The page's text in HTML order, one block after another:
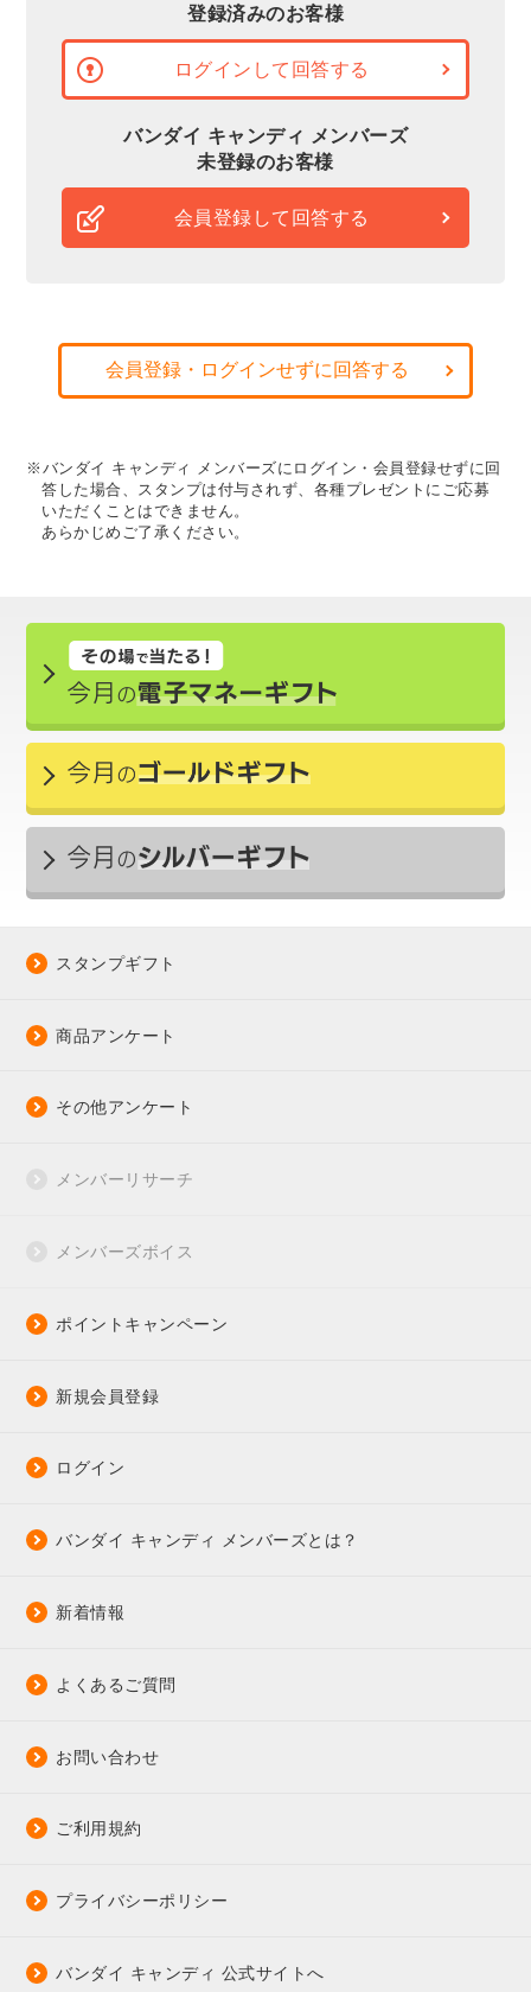
登録済みのお客様
ログインして回答する
バンダイ キャンディ メンバーズ
未登録のお客様
会員登録して回答する
会員登録・ログインせずに回答する
※バンダイ キャンディ メンバーズにログイン・会員登録せずに回
答した場合、スタンプは付与されず、各種プレゼントにご応募
いただくことはできません。
あらかじめご了承ください。
スタンプギフト
商品アンケート
その他アンケート
メンバーリサーチ
メンバーズボイス
ポイントキャンペーン
新規会員登録
ログイン
バンダイ キャンディ メンバーズとは？
新着情報
よくあるご質問
お問い合わせ
ご利用規約
プライバシーポリシー
バンダイ キャンディ 公式サイトへ